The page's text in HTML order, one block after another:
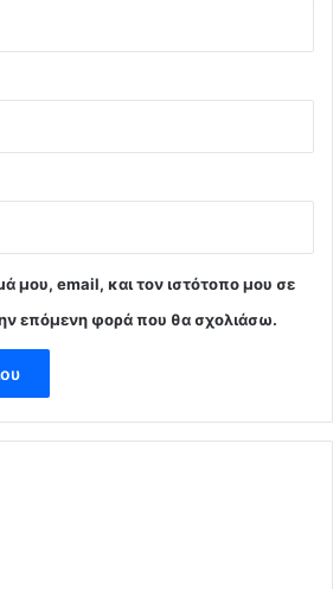
μου, email, και τον ιστότοπο μου σε
επόμενη φορά που θα σχολιάσω.